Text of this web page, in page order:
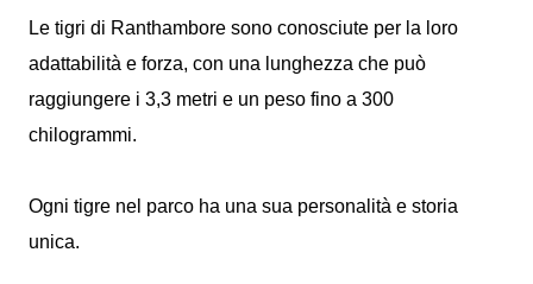
Le tigri di Ranthambore sono conosciute per la loro
adattabilità e forza, con una lunghezza che può
raggiungere i 3,3 metri e un peso fino a 300
chilogrammi.
Ogni tigre nel parco ha una sua personalità e storia
unica.